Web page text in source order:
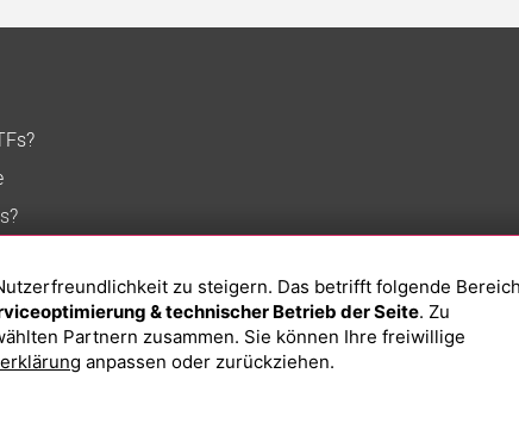
zu steigern. Das betrifft folgende
& technischer Betrieb der Seite. Zu
Partnern zusammen. Sie können Ihre freiwillige
anpassen oder zurückziehen.